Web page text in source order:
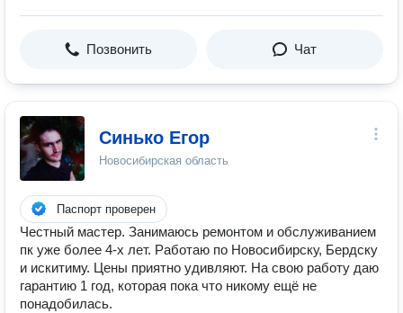
Позвонить Чат
Синько Егор
Новосибирская область
Паспорт проверен
Честный мастер. Занимаюсь ремонтом и обслуживанием
пк уже более 4-х лет. Работаю по Новосибирску, Бердску
и искитиму. Цены приятно удивляют. На свою работу даю
гарантию 1 год, которая пока что никому ещё не
понадобилась.